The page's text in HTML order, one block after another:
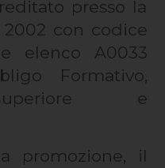
presso la
con codice
elenco A0033
Formativo,
e
promozione, il